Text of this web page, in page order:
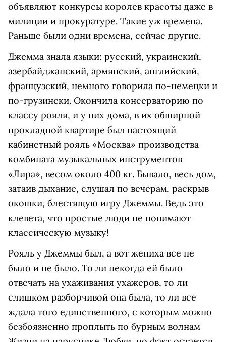
объявляют конкурсы королев красоты даже в
милиции и прокуратуре. Такие уж времена.
Раньше были одни времена, сейчас другие.
Джемма знала языки: русский, украинский,
азербайджанский, армянский, английский,
французский, немного говорила по-немецки и
по-грузински. Окончила консерваторию по
классу рояля, и у них дома, в их обширной
прохладной квартире был настоящий
кабинетный рояль «Москва» производства
комбината музыкальных инструментов
«Лира», весом около 400 кг. Бывало, весь дом,
затаив дыхание, слушал по вечерам, раскрыв
окошки, блестящую игру Джеммы. Ведь это
клевета, что простые люди не понимают
классическую музыку!
Рояль у Джеммы был, а вот жениха все не
было и не было. То ли некогда ей было
отвечать на ухаживания ухажеров, то ли
слишком разборчивой она была, то ли все
ждала того единственного, с которым можно
безбоязненно проплыть по бурным волнам